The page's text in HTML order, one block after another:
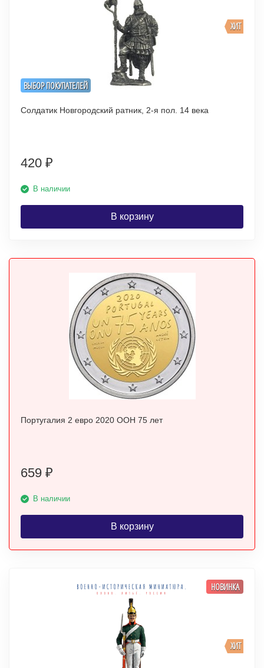
ВЫБОР ПОКУПАТЕЛЕЙ
ХИТ
Солдатик Новгородский ратник, 2-я пол. 14 века
420 ₽
В наличии
В корзину
Португалия 2 евро 2020 ООН 75 лет
659 ₽
В наличии
В корзину
ХИТ
НОВИНКА